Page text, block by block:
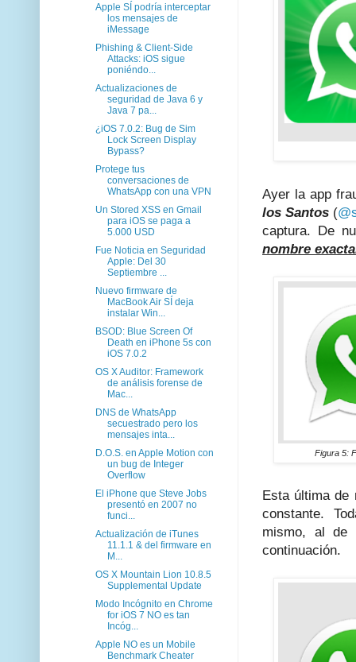
Ayer la app
los Santos (
captura. De
nombre
Figura 5:
Esta última
constante.
mismo, al
continuación.
Apple SÍ podría interceptar
los mensajes de
iMessage
Phishing & Client-Side
Attacks: iOS sigue
poniéndo...
Actualizaciones de
seguridad de Java 6 y
Java 7 pa...
¿iOS 7.0.2: Bug de Sim
Lock Screen Display
Bypass?
Protege tus
conversaciones de
WhatsApp con una VPN
Un Stored XSS en Gmail
para iOS se paga a
5.000 USD
Fue Noticia en Seguridad
Apple: Del 30
Septiembre ...
Nuevo firmware de
MacBook Air SÍ deja
instalar Win...
BSOD: Blue Screen Of
Death en iPhone 5s con
iOS 7.0.2
OS X Auditor: Framework
de análisis forense de
Mac...
DNS de WhatsApp
secuestrado pero los
mensajes inta...
D.O.S. en Apple Motion con
un bug de Integer
Overflow
El iPhone que Steve Jobs
presentó en 2007 no
funci...
Actualización de iTunes
11.1.1 & del firmware en
M...
OS X Mountain Lion 10.8.5
Supplemental Update
Modo Incógnito en Chrome
for iOS 7 NO es tan
Incóg...
Apple NO es un Mobile
Benchmark Cheater